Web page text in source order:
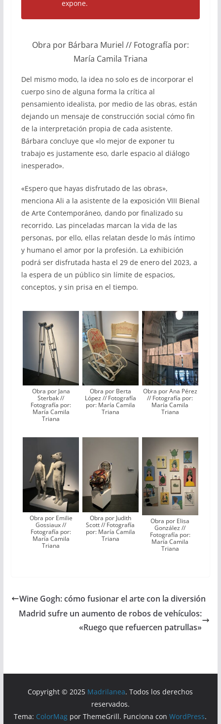
expone.
Obra por Bárbara Muriel // Fotografía por:
María Camila Triana
Del mismo modo, la idea no solo es de incorporar el
cuerpo sino de alguna forma la crítica al
pensamiento idealista, por medio de las obras, están
dejando un mensaje de construcción social cómo fin
de la interpretación propia de cada asistente.
Bárbara concluye que «lo mejor de exponer tu
trabajo es justamente eso, darle espacio al diálogo
inesperado».
«Espero que hayas disfrutado de las obras»,
menciona Ali a la asistente de la exposición VIII Bienal
de Arte Contemporáneo, dando por finalizado su
recorrido. Las pinceladas marcan la vida de las
personas, por ello, ellas relatan desde lo más íntimo
y humano el amor por la profesión. La exhibición
podrá ser disfrutada hasta el 29 de enero del 2023, a
la espera de un público sin límite de espacios,
conceptos, y sin prisa en el tiempo.
Obra por Jana
Sterbak //
Fotografía por:
María Camila
Triana
Obra por Berta
López // Fotografía
por: María Camila
Triana
Obra por Ana Pérez
// Fotografía por:
María Camila
Triana
Obra por Emilie
Gossiaux //
Fotografía por:
María Camila
Triana
Obra por Judith
Scott // Fotografía
por: María Camila
Triana
Obra por Elisa
González //
Fotografía por:
María Camila
Triana
Wine Gogh: cómo fusionar el arte con la diversión
Madrid sufre un aumento de robos de vehículos:
«Ruego que refuercen patrullas»
Copyright © 2025 Madrilanea. Todos los derechos
reservados.
Tema: ColorMag por ThemeGrill. Funciona conWordPress.